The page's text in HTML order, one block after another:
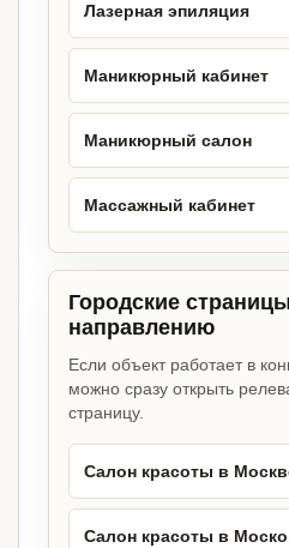
Лазерная эпиляция
Маникюрный кабинет
Маникюрный салон
Массажный кабинет
Городские
направлению
Если объект работает в
можно сразу открыть
страницу.
Салон красоты в
Салон красоты в